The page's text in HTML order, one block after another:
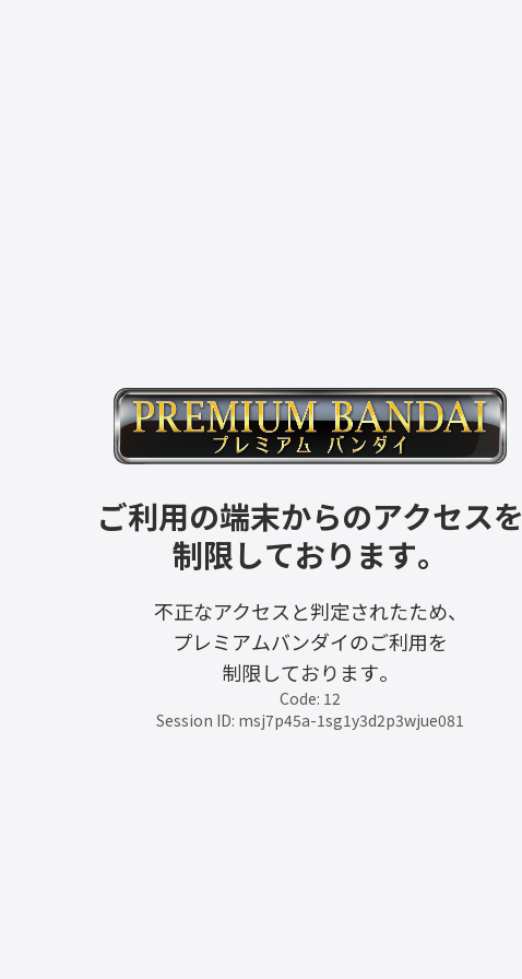
ご利用の端末からのアクセスを
制限しております。
不正なアクセスと判定されたため、
プレミアムバンダイのご利用を
制限しております。
Code: 12
Session ID: msj7p45a-1sg1y3d2p3wjue081